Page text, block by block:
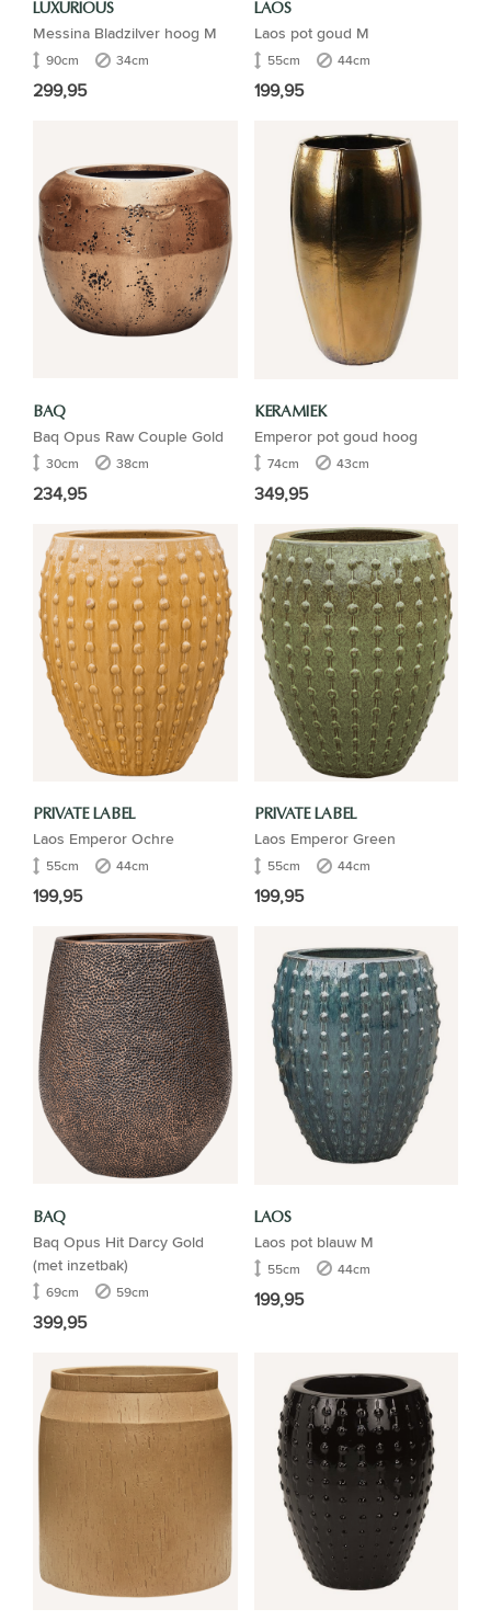
LUXURIOUS
Messina Bladzilver hoog M
90cm 34cm
299,95
LAOS
Laos pot goud M
55cm 44cm
199,95
BAQ
Baq Opus Raw Couple Gold
30cm 38cm
234,95
KERAMIEK
Emperor pot goud hoog
74cm 43cm
349,95
PRIVATE LABEL
Laos Emperor Ochre
55cm 44cm
199,95
PRIVATE LABEL
Laos Emperor Green
55cm 44cm
199,95
BAQ
Baq Opus Hit Darcy Gold
(met inzetbak)
69cm 59cm
399,95
LAOS
Laos pot blauw M
55cm 44cm
199,95